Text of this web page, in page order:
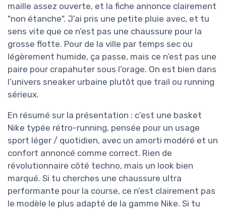
maille assez ouverte, et la fiche annonce clairement
"non étanche". J’ai pris une petite pluie avec, et tu
sens vite que ce n’est pas une chaussure pour la
grosse flotte. Pour de la ville par temps sec ou
légèrement humide, ça passe, mais ce n’est pas une
paire pour crapahuter sous l’orage. On est bien dans
l’univers sneaker urbaine plutôt que trail ou running
sérieux.
En résumé sur la présentation : c’est une basket
Nike typée rétro-running, pensée pour un usage
sport léger / quotidien, avec un amorti modéré et un
confort annoncé comme correct. Rien de
révolutionnaire côté techno, mais un look bien
marqué. Si tu cherches une chaussure ultra
performante pour la course, ce n’est clairement pas
le modèle le plus adapté de la gamme Nike. Si tu